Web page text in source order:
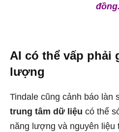
AI có thể vấp phải
lượng
Tindale cũng cảnh báo làn
trung tâm dữ liệu có thể
năng lượng và nguyên liệu